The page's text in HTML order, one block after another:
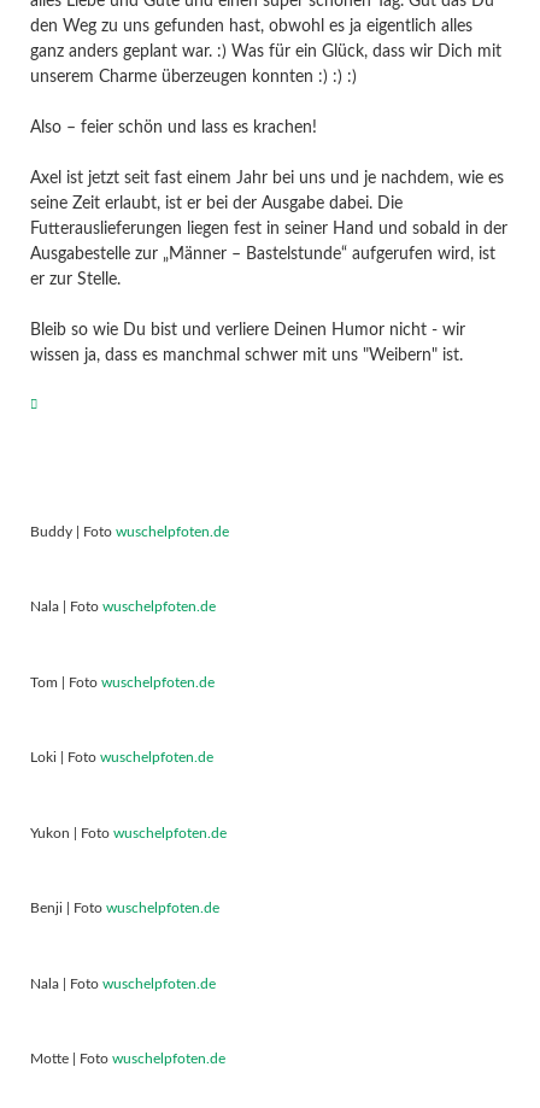
den Weg zu uns gefunden hast, obwohl es ja eigentlich alles
ganz anders geplant war. :) Was für ein Glück, dass wir Dich mit
unserem Charme überzeugen konnten :) :) :)
Also – feier schön und lass es krachen!
Axel ist jetzt seit fast einem Jahr bei uns und je nachdem, wie es
seine Zeit erlaubt, ist er bei der Ausgabe dabei. Die
Futterauslieferungen liegen fest in seiner Hand und sobald in der
Ausgabestelle zur „Männer – Bastelstunde“ aufgerufen wird, ist
er zur Stelle.
Bleib so wie Du bist und verliere Deinen Humor nicht - wir
wissen ja, dass es manchmal schwer mit uns "Weibern" ist.
Buddy | Foto wuschelpfoten.de
Nala | Foto wuschelpfoten.de
Tom | Foto wuschelpfoten.de
Loki | Foto wuschelpfoten.de
Yukon | Foto wuschelpfoten.de
Benji | Foto wuschelpfoten.de
Nala | Foto wuschelpfoten.de
Motte | Foto wuschelpfoten.de